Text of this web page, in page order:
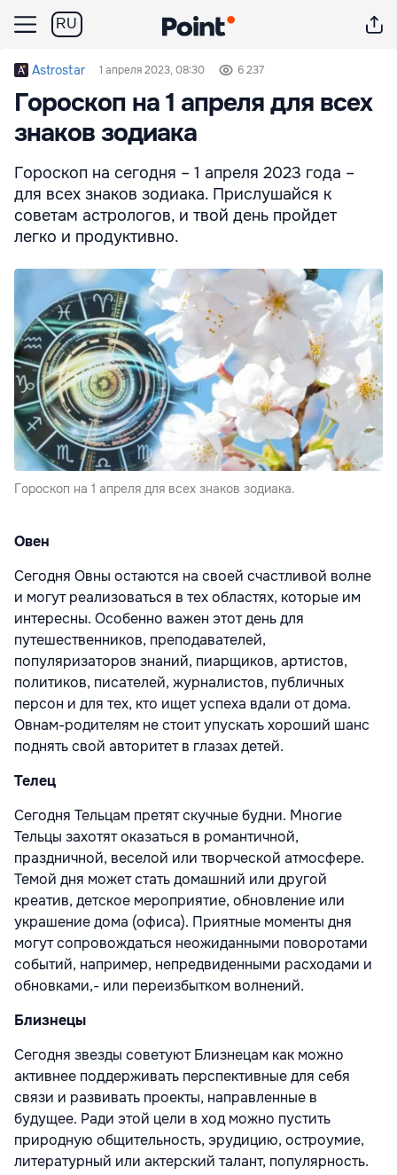
RU
Astrostar 1 апреля 2023, 08:30 6 237
Гороскоп на 1 апреля для всех
знаков зодиака
Гороскоп на сегодня – 1 апреля 2023 года –
для всех знаков зодиака. Прислушайся к
советам астрологов, и твой день пройдет
легко и продуктивно.
Гороскоп на 1 апреля для всех знаков зодиака.
Овен
Сегодня Овны остаются на своей счастливой волне
и могут реализоваться в тех областях, которые им
интересны. Особенно важен этот день для
путешественников, преподавателей,
популяризаторов знаний, пиарщиков, артистов,
политиков, писателей, журналистов, публичных
персон и для тех, кто ищет успеха вдали от дома.
Овнам-родителям не стоит упускать хороший шанс
поднять свой авторитет в глазах детей.
Телец
Сегодня Тельцам претят скучные будни. Многие
Тельцы захотят оказаться в романтичной,
праздничной, веселой или творческой атмосфере.
Темой дня может стать домашний или другой
креатив, детское мероприятие, обновление или
украшение дома (офиса). Приятные моменты дня
могут сопровождаться неожиданными поворотами
событий, например, непредвиденными расходами и
обновками,- или переизбытком волнений.
Близнецы
Сегодня звезды советуют Близнецам как можно
активнее поддерживать перспективные для себя
связи и развивать проекты, направленные в
будущее. Ради этой цели в ход можно пустить
природную общительность, эрудицию, остроумие,
литературный или актерский талант, популярность.